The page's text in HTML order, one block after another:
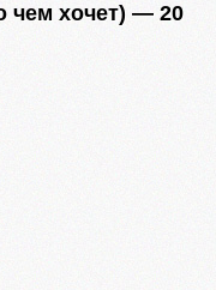
чем хочет) — 20